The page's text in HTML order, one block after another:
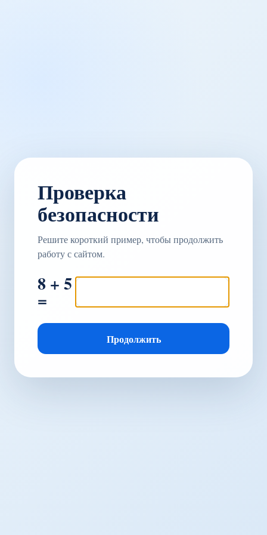
Проверка
безопасности
Решите короткий пример, чтобы продолжить
работу с сайтом.
8 + 5
=
Продолжить